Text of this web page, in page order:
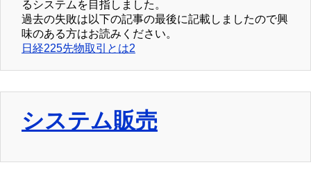
るシステムを目指しました。
過去の失敗は以下の記事の最後に記載しましたので興
味のある方はお読みください。
日経225先物取引とは2
システム販売